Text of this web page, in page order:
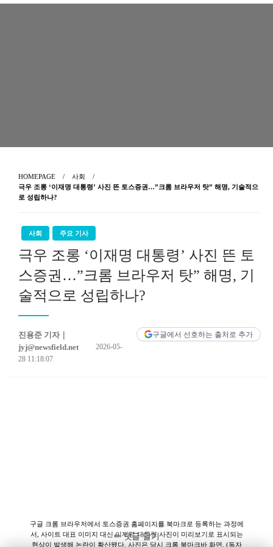
Skip
HOMEPAGE
사회
극우 조롱 ‘이재명 대통령’ 사진 뜬 토스증권…”크롬 브라우저 탓” 해명, 기술적으
로 성립하나?
사회 주요 기사
극우 조롱 ‘이재명 대통령’ 사진 뜬 토
스증권…”크롬 브라우저 탓” 해명, 기
술적으로 성립하나?
구글에서 선호하는 출처로 추가
진용준 기자｜
jyj@newsfield.net
Posted
2026-05-
28 11:18:07
구글 크롬 브라우저에서 토스증권 홈페이지를 북마크로 등록하는 과정에
서, 사이트 대표 이미지 대신 이재명 대통령 사진이 미리보기로 표시되는
현상이 발생해 논란이 확산됐다. 사진은 당시 크롬 북마크바 화면. (독자
✏ 댓글 달기